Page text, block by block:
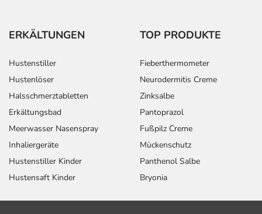
ERKÄLTUNGEN
Hustenstiller
Hustenlöser
Halsschmerztabletten
Erkältungsbad
Meerwasser Nasenspray
Inhaliergeräte
Hustenstiller Kinder
Hustensaft Kinder
TOP PRODUKTE
Fieberthermometer
Neurodermitis Creme
Zinksalbe
Pantoprazol
Fußpilz Creme
Mückenschutz
Panthenol Salbe
Bryonia